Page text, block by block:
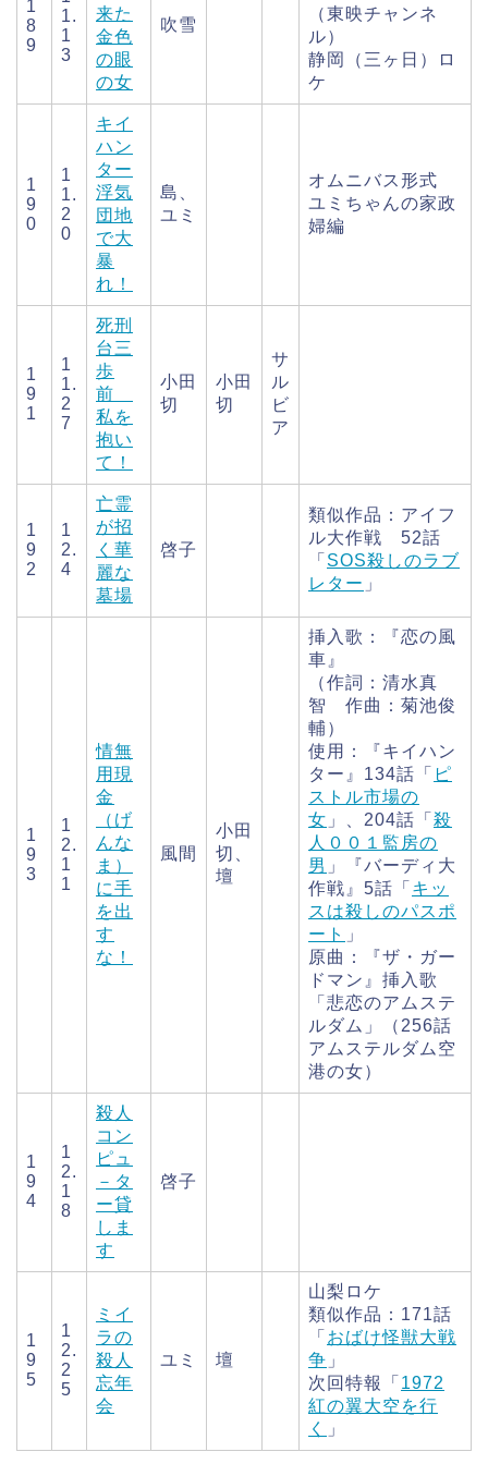
1
8
9
1.
1
3
来た
金色
の眼
の女
吹雪
（東映チャンネ
ル）
静岡（三ヶ日）ロ
ケ
1
9
0
1
1.
2
0
キイ
ハン
ター
浮気
団地
で大
暴
れ！
島、
ユミ
オムニバス形式
ユミちゃんの家政
婦編
1
9
1
1
1.
2
7
死刑
台三
歩
前
私を
抱い
て！
小田
切
小田
切
サ
ル
ビ
ア
1
9
2
1
2.
4
亡霊
が招
く華
麗な
墓場
啓子
類似作品：アイフ
ル大作戦 52話
「 SOS殺しのラブ
レター 」
1
9
3
1
2.
1
1
情無
用現
金
（げ
んな
ま）
に手
を出
す
な！
風間
小田
切、
壇
挿入歌：『恋の風
車』
（作詞：清水真
智 作曲：菊池俊
輔）
使用：『キイハン
ター』134話「 ピ
ストル市場の
女 」、204話「 殺
人００１監房の
男 」『バーディ大
作戦』5話「 キッ
スは殺しのパスポ
ート
」
原曲：『ザ・ガー
ドマン』挿入歌
「悲恋のアムステ
ルダム」（256話
アムステルダム空
港の女）
1
9
4
1
2.
1
8
殺人
コン
ピュ
－タ
ー貸
しま
す
啓子
1
9
5
1
2.
2
5
ミイ
ラの
殺人
忘年
会
ユミ 壇
山梨ロケ
類似作品：171話
「 おばけ怪獣大戦
争 」
次回特報「 1972
紅の翼大空を行
く
」